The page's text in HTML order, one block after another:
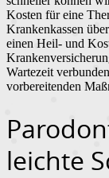
Kosten für eine
Krankenkassen
einen Heil- und
Wartezeit
vorbereitenden
leichte